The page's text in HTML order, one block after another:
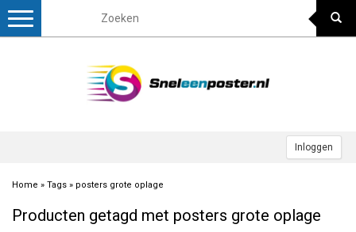
Inloggen
Toggle
Home » Tags » posters grote oplage
Producten getagd met posters grote oplage